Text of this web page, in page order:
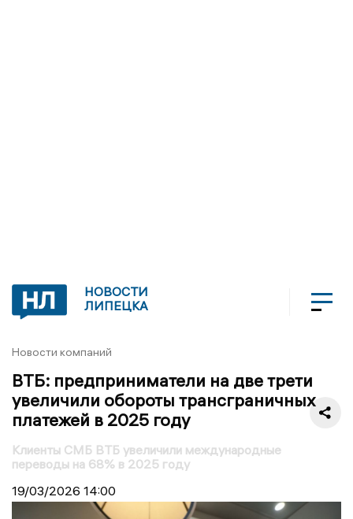
НОВОСТИ
ЛИПЕЦКА
Новости компаний
ВТБ: предприниматели на две трети
увеличили обороты трансграничных
платежей в 2025 году
Клиенты СМБ ВТБ увеличили международные
переводы на 68% в 2025 году
19/03/2026 14:00